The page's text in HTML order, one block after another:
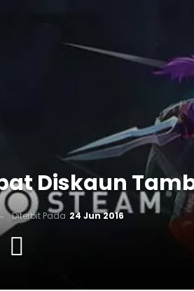
Diskaun
Diterbit Pada 24 Jun 2016